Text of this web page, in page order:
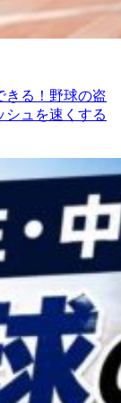
きる！野球の盗
シュを速くする